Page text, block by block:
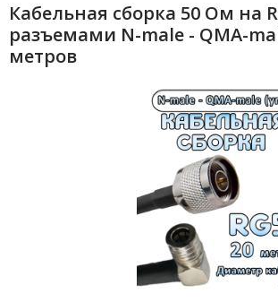
Кабельная сборка 50 Ом на
разъемами N-male - QMA-
метров